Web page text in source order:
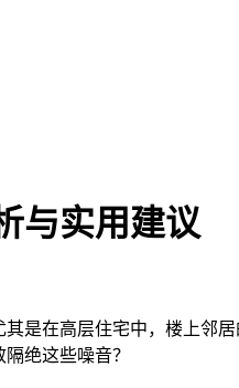
与实用建议
是在高层住宅中，楼上邻
绝这些噪音？